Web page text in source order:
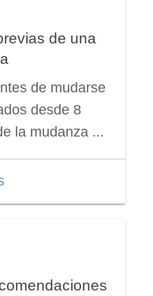
de una
de mudarse
desde 8
la mudanza ...